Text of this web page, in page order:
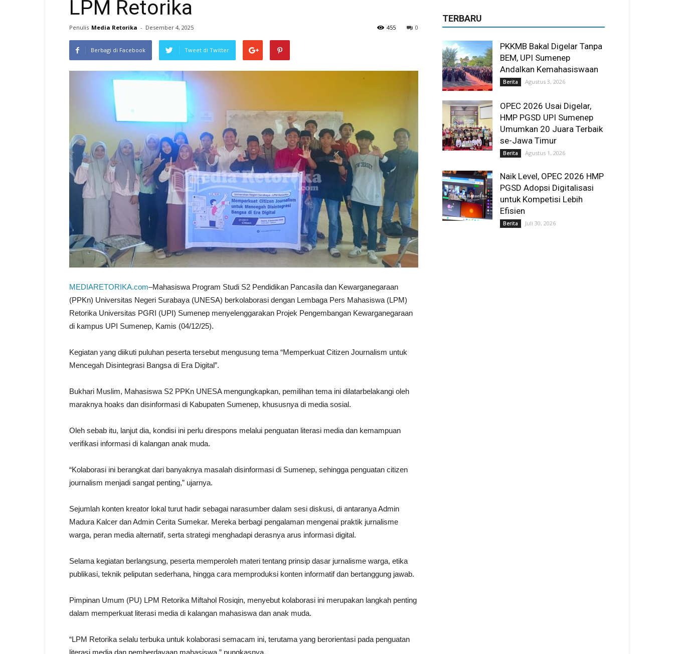
LPM Retorika
Penulis Media Retorika - Desember 4, 2025 0
455
Berbagi di Facebook Tweet di Twitter
MEDIARETORIKA.com–Mahasiswa Program Studi S2 Pendidikan Pancasila dan Kewarganegaraan
(PPKn) Universitas Negeri Surabaya (UNESA) berkolaborasi dengan Lembaga Pers Mahasiswa (LPM)
Retorika Universitas PGRI (UPI) Sumenep menyelenggarakan Projek Pengembangan Kewarganegaraan
di kampus UPI Sumenep, Kamis (04/12/25).
Kegiatan yang diikuti puluhan peserta tersebut mengusung tema “Memperkuat Citizen Journalism untuk
Mencegah Disintegrasi Bangsa di Era Digital”.
Bukhari Muslim, Mahasiswa S2 PPKn UNESA mengungkapkan, pemilihan tema ini dilatarbelakangi oleh
maraknya hoaks dan disinformasi di Kabupaten Sumenep, khususnya di media sosial.
Oleh sebab itu, lanjut dia, kondisi ini perlu direspons melalui penguatan literasi media dan kemampuan
verifikasi informasi di kalangan anak muda.
“Kolaborasi ini berangkat dari banyaknya masalah disinformasi di Sumenep, sehingga penguatan citizen
journalism menjadi sangat penting,” ujarnya.
Sejumlah konten kreator lokal turut hadir sebagai narasumber dalam sesi diskusi, di antaranya Admin
Madura Kalcer dan Admin Cerita Sumekar. Mereka berbagi pengalaman mengenai praktik jurnalisme
warga, peran media alternatif, serta strategi menghadapi derasnya arus informasi digital.
Selama kegiatan berlangsung, peserta memperoleh materi tentang prinsip dasar jurnalisme warga, etika
publikasi, teknik peliputan sederhana, hingga cara memproduksi konten informatif dan bertanggung jawab.
Pimpinan Umum (PU) LPM Retorika Miftahol Rosiqin, menyebut kolaborasi ini merupakan langkah penting
dalam memperkuat literasi media di kalangan mahasiswa dan anak muda.
“LPM Retorika selalu terbuka untuk kolaborasi semacam ini, terutama yang berorientasi pada penguatan
literasi media dan pemberdayaan mahasiswa,” pungkasnya.
TERBARU
PKKMB Bakal Digelar Tanpa
BEM, UPI Sumenep
Andalkan Kemahasiswaan
Berita Agustus 3, 2026
OPEC 2026 Usai Digelar,
HMP PGSD UPI Sumenep
Umumkan 20 Juara Terbaik
se-Jawa Timur
Berita Agustus 1, 2026
Naik Level, OPEC 2026 HMP
PGSD Adopsi Digitalisasi
untuk Kompetisi Lebih
Efisien
Berita Juli 30, 2026